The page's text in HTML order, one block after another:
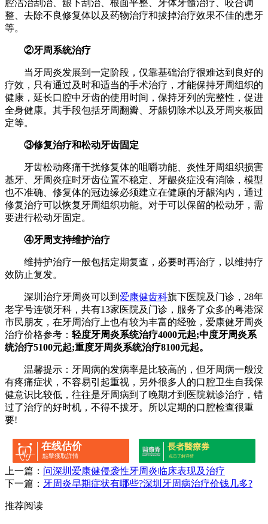
腔洁治刮治、龈下刮治、根面平整、牙体牙髓治疗、咬合调
整、去除不良修复体以及药物治疗和拔掉治疗效果不佳的患牙
等。
②牙周系统治疗
当牙周炎发展到一定阶段，仅靠基础治疗很难达到良好的
疗效，只有通过及时和适当的手术治疗，才能保持牙周组织的
健康，延长口腔中牙齿的使用时间，保持牙列的完整性，促进
全身健康。其手段包括牙周翻瓣、牙龈切除术以及牙周夹板固
定等。
③修复治疗和松动牙齿固定
牙齿松动疼痛干扰修复体的咀嚼功能、炎性牙周组织损害
基牙、牙周炎症时牙齿位置不稳定、牙龈炎症没有消除，模型
也不准确、修复体的冠边缘必须建立在健康的牙龈沟内，通过
修复治疗可以恢复牙周组织功能。对于可以保留的松动牙，需
要进行松动牙固定。
④牙周支持维护治疗
维持护治疗一般包括定期复查，必要时再治疗，以维持疗
效防止复发。
深圳治疗牙周炎可以到 爱康健齿科旗下医院及门诊，28年
老字号连锁牙科，共有13家医院及门诊，服务了众多的粤港深
市民朋友，在牙周治疗上也有较为丰富的经验，爱康健牙周炎
治疗价格参考： 轻度牙周炎系统治疗4000元起;中度牙周炎系
统治疗5100元起;重度牙周炎系统治疗8100元起。
温馨提示：牙周病的发病率是比较高的，但牙周病一般没
有疼痛症状，不容易引起重视，另外很多人的口腔卫生自我保
健意识比较低，往往是牙周病到了晚期才到医院就诊治疗，错
过了治疗的好时机，不得不拔牙。所以定期的口腔检查很重
要!
在线估价
點擊獲取詳情
長者醫療券
点击了解详情
上一篇： 问深圳爱康健侵袭性牙周炎临床表现及治疗
下一篇： 牙周炎早期症状有哪些?深圳牙周病治疗价钱几多?
推荐阅读